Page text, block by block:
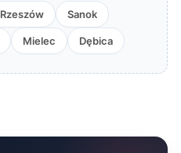
Rzeszów Sanok
Mielec Dębica